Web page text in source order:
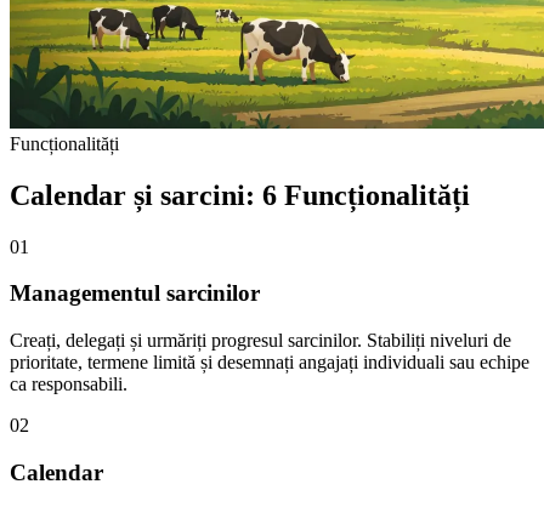
Funcționalități
Calendar și sarcini: 6 Funcționalități
01
Managementul sarcinilor
Creați, delegați și urmăriți progresul sarcinilor. Stabiliți niveluri de
prioritate, termene limită și desemnați angajați individuali sau echipe
ca responsabili.
02
Calendar